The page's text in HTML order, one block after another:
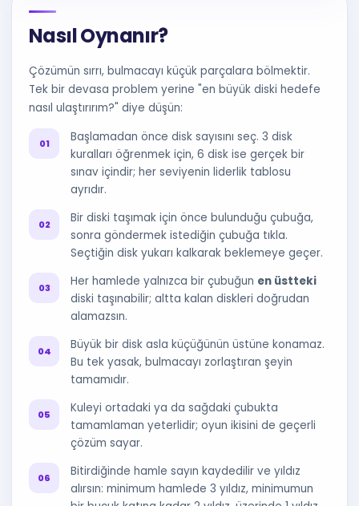
Nasıl Oynanır?
Çözümün sırrı, bulmacayı küçük parçalara bölmektir.
Tek bir devasa problem yerine "en büyük diski hedefe
nasıl ulaştırırım?" diye düşün:
Başlamadan önce disk sayısını seç. 3 disk
kuralları öğrenmek için, 6 disk ise gerçek bir
sınav içindir; her seviyenin liderlik tablosu
ayrıdır.
Bir diski taşımak için önce bulunduğu çubuğa,
sonra göndermek istediğin çubuğa tıkla.
Seçtiğin disk yukarı kalkarak beklemeye geçer.
Her hamlede yalnızca bir çubuğun en üstteki
diski taşınabilir; altta kalan diskleri doğrudan
alamazsın.
Büyük bir disk asla küçüğünün üstüne konamaz.
Bu tek yasak, bulmacayı zorlaştıran şeyin
tamamıdır.
Kuleyi ortadaki ya da sağdaki çubukta
tamamlaman yeterlidir; oyun ikisini de geçerli
çözüm sayar.
Bitirdiğinde hamle sayın kaydedilir ve yıldız
alırsın: minimum hamlede 3 yıldız, minimumun